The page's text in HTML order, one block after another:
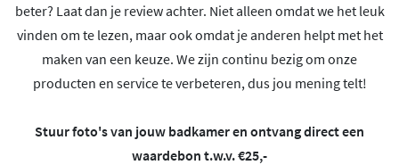
beter? Laat dan je review achter. Niet alleen omdat we het leuk
vinden om te lezen, maar ook omdat je anderen helpt met het
maken van een keuze. We zijn continu bezig om onze
producten en service te verbeteren, dus jou mening telt!
Stuur foto's van jouw badkamer en ontvang direct een
waardebon t.w.v. €25,-